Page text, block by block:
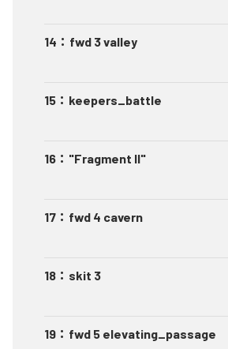
14 ： fwd 3 valley
15 ： keepers_battle
16 ： "Fragment II"
17 ： fwd 4 cavern
18 ： skit 3
19 ： fwd 5 elevating_passage